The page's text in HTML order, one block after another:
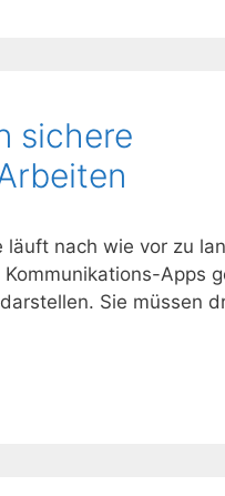
sichere
nach wie vor zu
Apps
Sie müssen